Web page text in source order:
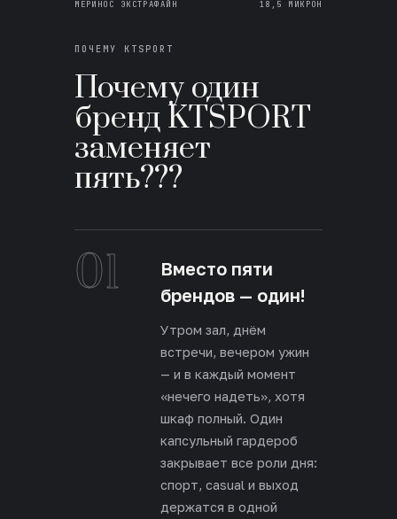
МЕРИНОС ЭКСТРАФАЙН 18,5 МИКРОН
ПОЧЕМУ KTSPORT
Почему один
бренд KTSPORT
заменяет
пять???
01
Вместо пяти
брендов — один!
Утром зал, днём
встречи, вечером ужин
— и в каждый момент
«нечего надеть», хотя
шкаф полный. Один
капсульный гардероб
закрывает все роли дня:
спорт, casual и выход
держатся в одной